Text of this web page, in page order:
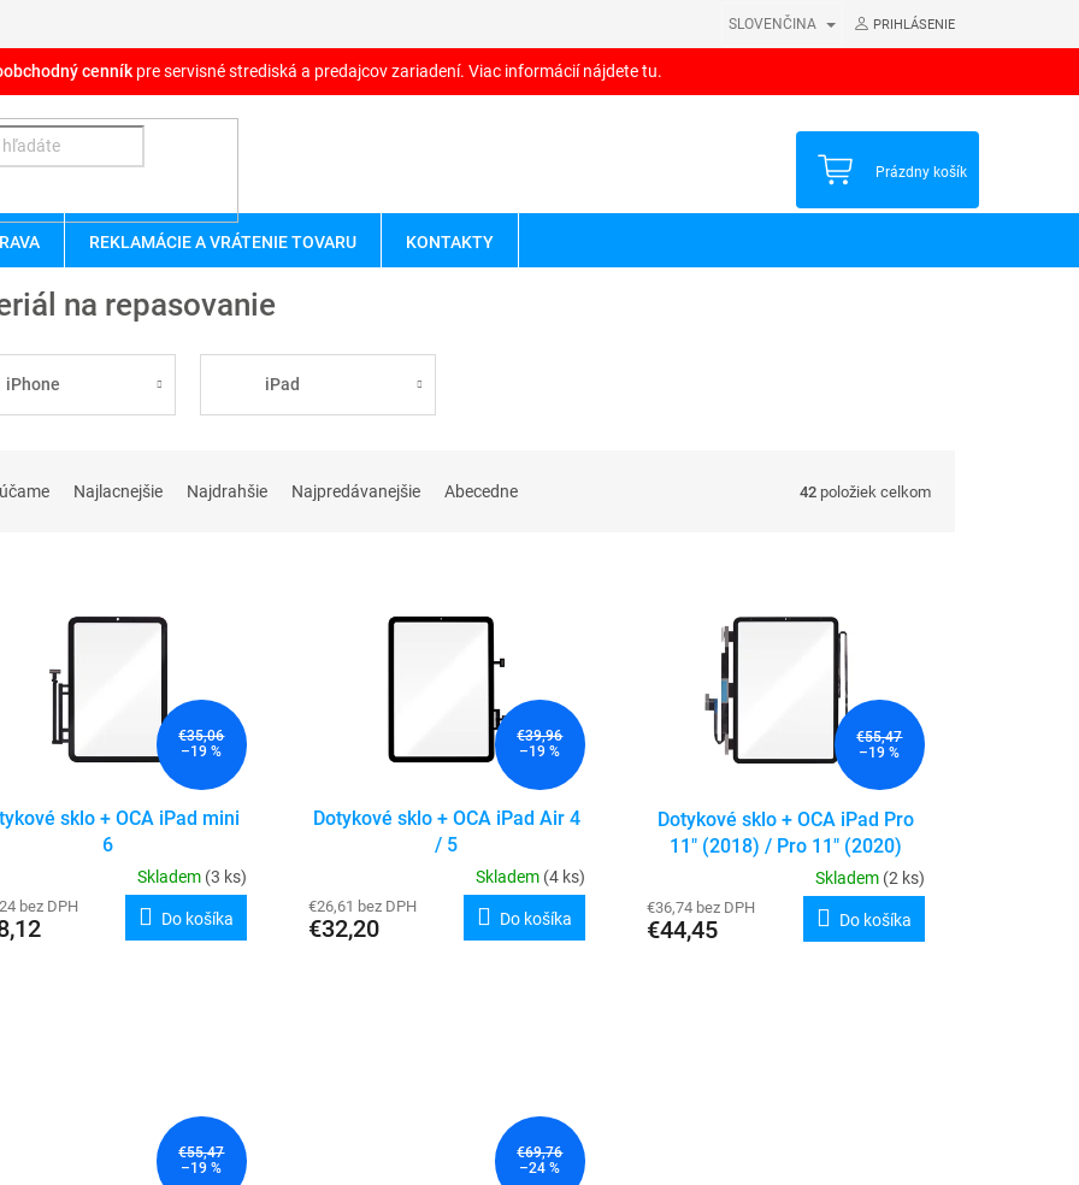
SLOVENČINA PRIHLÁSENIE
cenník pre servisné strediská a predajcov zariadení. Viac informácií nájdete tu.
NÁKUPNÝ
Prázdny košík
REKLAMÁCIE A VRÁTENIE TOVARU KONTAKTY
na repasovanie
iPhone iPad
Najlacnejšie Najdrahšie Najpredávanejšie Abecedne 42 položiek celkom
€35,06
–19 %
sklo + OCA iPad mini
6
Skladem (3 ks)
bez DPH
Do košíka
€39,96
–19 %
Dotykové sklo + OCA iPad Air 4
/ 5
Skladem (4 ks)
€26,61 bez DPH
€32,20 Do košíka
€55,47
–19 %
Dotykové sklo + OCA iPad Pro
11" (2018) / Pro 11" (2020)
Skladem (2 ks)
€36,74 bez DPH
€44,45 Do košíka
€55,47
–19 %
€69,76
–24 %